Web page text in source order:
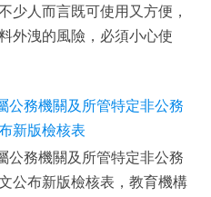
少人而言既可使用又方便，
外洩的風險，必須小心使
公務機關及所管特定非公務
新版檢核表
公務機關及所管特定非公務
公布新版檢核表，教育機構